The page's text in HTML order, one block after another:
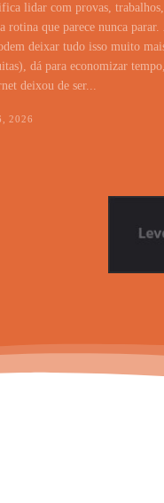
lidar com provas, trabalhos,
rotina que parece nunca
deixar tudo isso muito
dá para economizar
deixou de ser...
2026